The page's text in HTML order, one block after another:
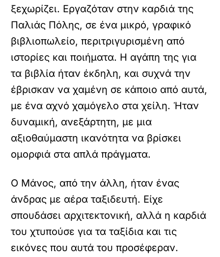
ξεχωρίζει. Εργαζόταν στην καρδιά της
Παλιάς Πόλης, σε ένα μικρό, γραφικό
βιβλιοπωλείο, περιτριγυρισμένη από
ιστορίες και ποιήματα. Η αγάπη της για
τα βιβλία ήταν έκδηλη, και συχνά την
έβρισκαν να χαμένη σε κάποιο από αυτά,
με ένα αχνό χαμόγελο στα χείλη. Ήταν
δυναμική, ανεξάρτητη, με μια
αξιοθαύμαστη ικανότητα να βρίσκει
ομορφιά στα απλά πράγματα.
Ο Μάνος, από την άλλη, ήταν ένας
άνδρας με αέρα ταξιδευτή. Είχε
σπουδάσει αρχιτεκτονική, αλλά η καρδιά
του χτυπούσε για τα ταξίδια και τις
εικόνες που αυτά του προσέφεραν.